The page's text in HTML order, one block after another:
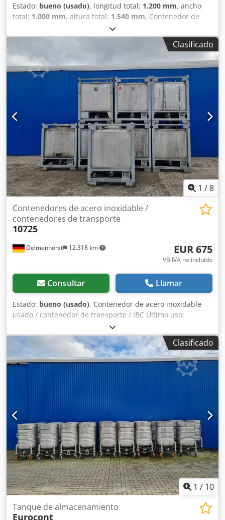
Estado: bueno (usado), longitud total: 1.200 mm, ancho
total: 1.000 mm, altura total: 1.540 mm, Contenedor de
acero inoxidable usado / contenedor de transporte / IBC
Último uso: Productos químicos Número de artículo: 10755
Volumen: 1000 litros Tipo: Vertical en bastidor apilable
galvanizado Dwjdpfoq Rc Iisx Anyoa Material (partes
húmedas): 1.4301 / AISI304 Boca de hombre 400mm
Diseño: Pared simple Presión de servicio según placa de
características: 0,27 bar Peso: 212 kg Dimensiones del
depósito: Anchura total: 1000mm Longitud total: 1200mm
Altura total: 1545 mm Materiales: Interior: 1.4301 / AISI 304
Partes exteriores: Acero galvanizado Equipamiento: Placa
de características: Sí Diámetro caño: 50mm Distancia caño
al suelo: 240mm
Clasificado
1 /8
Delmenhorst 12.318 km
Contenedores de acero inoxidable /
contenedores de transporte
10725
EUR 675
VB IVA no incluído
Consultar Llamar
Estado: bueno (usado), Contenedor de acero inoxidable
usado / contenedor de transporte / IBC Último uso:
Productos químicos Número de artículo: 10725 Volumen:
1000 litros Tipo: Vertical en bastidor apilable galvanizado
Altura de los pies: 100mm Material (partes húmedas):
14301 / AISI 304 Boca de hombre: Ø 400mm Diseño: Pared
simple Presión de funcionamiento según placa de
características: ATM Dimensiones del depósito: Altura
acero galvanizado Equipamiento: Placa de características:
Sí Diámetro del caño: 45mm Distancia desagüe al suelo:
250mm Válvula de salida: Válvula de bola Dsderdwriopfx
Anyswa
Clasificado
1 / 10
Tanque de almacenamiento
Eurocont